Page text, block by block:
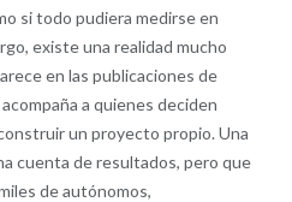
si todo pudiera medirse en
existe una realidad mucho
en las publicaciones de
a quienes deciden
un proyecto propio. Una
cuenta de resultados, pero que
de autónomos,